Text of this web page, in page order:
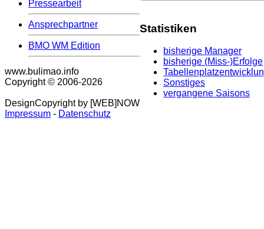
Pressearbeit
Ansprechpartner
BMO WM Edition
www.bulimao.info
Copyright © 2006-2026
DesignCopyright by [WEB]NOW
Statistiken
bisherige Manager
bisherige (Miss-)Erfolge
Sonstiges
vergangene Saisons
Impressum - Datenschutz